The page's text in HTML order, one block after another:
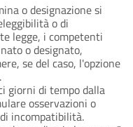
o designazione si
o di
legge, i competenti
o designato,
se del caso, l'opzione
giorni di tempo dalla
osservazioni o
incompatibilità.